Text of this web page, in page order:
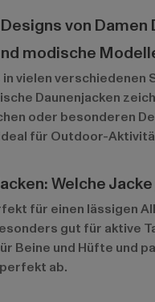
von Damen
modische
in vielen
Daunenjacken
oder besonderen
für Outdoor-
Welche
für einen lässigen
gut für aktive
Beine und Hüfte und
ab.